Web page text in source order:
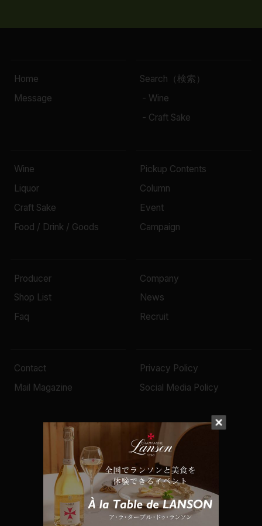
Home
Message
Search（検索）
- Wine
- Craft Sake
Wine
Liquor
Craft Sake
Food / Drink / Goods
Pickup Contents
Column
Event
Campaign
Producer
Shop List
Faq
Company
News
Recruit
Contact
Mail Magazine
Privacy Policy
Social Media Policy
© 2022 Mottox inc.